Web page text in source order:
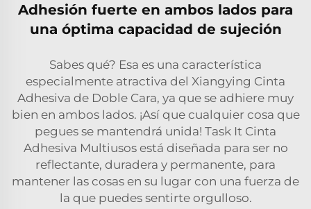
Adhesión fuerte en ambos lados para
una óptima capacidad de sujeción
Sabes qué? Esa es una característica
especialmente atractiva del Xiangying Cinta
Adhesiva de Doble Cara, ya que se adhiere muy
bien en ambos lados. ¡Así que cualquier cosa que
pegues se mantendrá unida! Task It Cinta
Adhesiva Multiusos está diseñada para ser no
reflectante, duradera y permanente, para
mantener las cosas en su lugar con una fuerza de
la que puedes sentirte orgulloso.